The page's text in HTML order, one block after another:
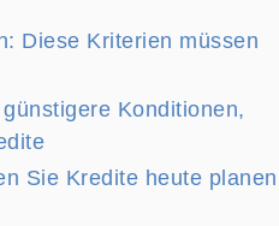
Diese Kriterien müssen
Konditionen,
Sie Kredite heute planen